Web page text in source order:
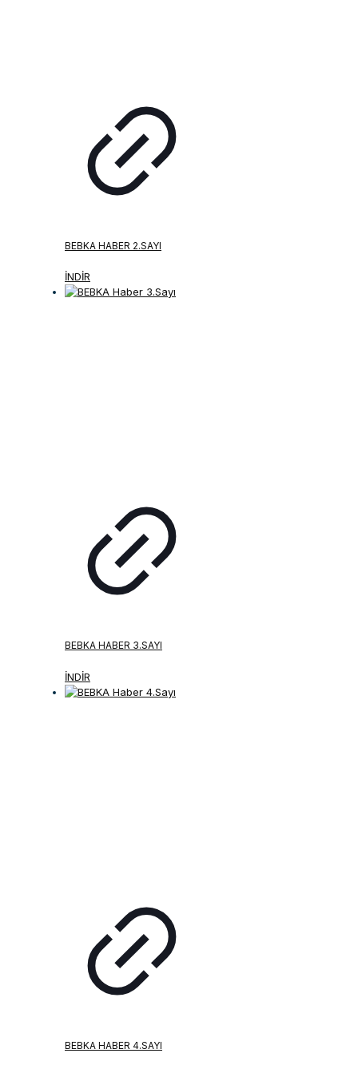
BEBKA HABER 2.SAYI
İNDİR
BEBKA HABER 3.SAYI
İNDİR
BEBKA HABER 4.SAYI